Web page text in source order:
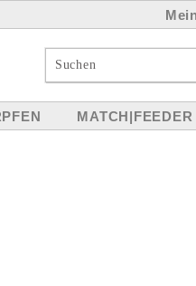
MATCH|FEEDER